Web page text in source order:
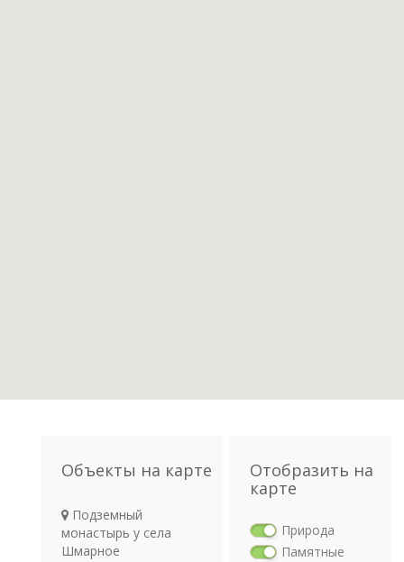
Объекты на карте
Подземный
монастырь у села
Шмарное
Отобразить на
карте
Природа
Памятные